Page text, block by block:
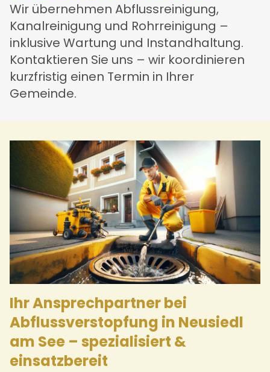
Wir übernehmen Abflussreinigung,
Kanalreinigung und Rohrreinigung –
inklusive Wartung und Instandhaltung.
Kontaktieren Sie uns – wir koordinieren
kurzfristig einen Termin in Ihrer
Gemeinde.
Ihr Ansprechpartner bei
Abflussverstopfung in Neusiedl
am See – spezialisiert &
einsatzbereit